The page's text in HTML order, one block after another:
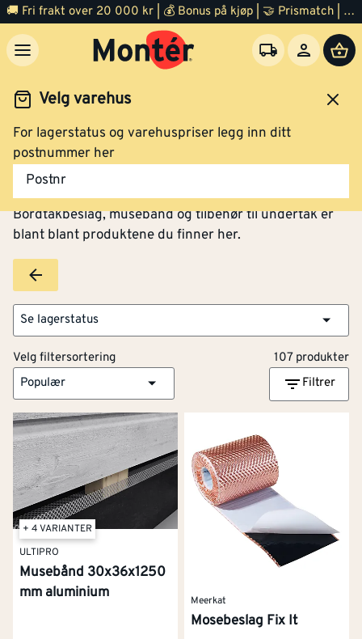
🚚 Fri frakt over 20 000 kr | 💰 Bonus på kjøp | 🤝 Prismatch | ⭐ 100% fornøyd garanti | 🏪 140 byggevarehus
Velg varehus
For lagerstatus og varehuspriser legg inn ditt
postnummer her
Postnr
Tak og pipe Tilbehør
Tilbehør til tak og pipe
Bordtakbeslag, musebånd og tilbehør til undertak er
blant blant produktene du finner her.
Se lagerstatus
Velg filtersortering
107 produkter
Populær
Filtrer
+ 4 VARIANTER
ULTIPRO
Musebånd 30x36x1250
mm aluminium
Meerkat
Mosebeslag Fix It